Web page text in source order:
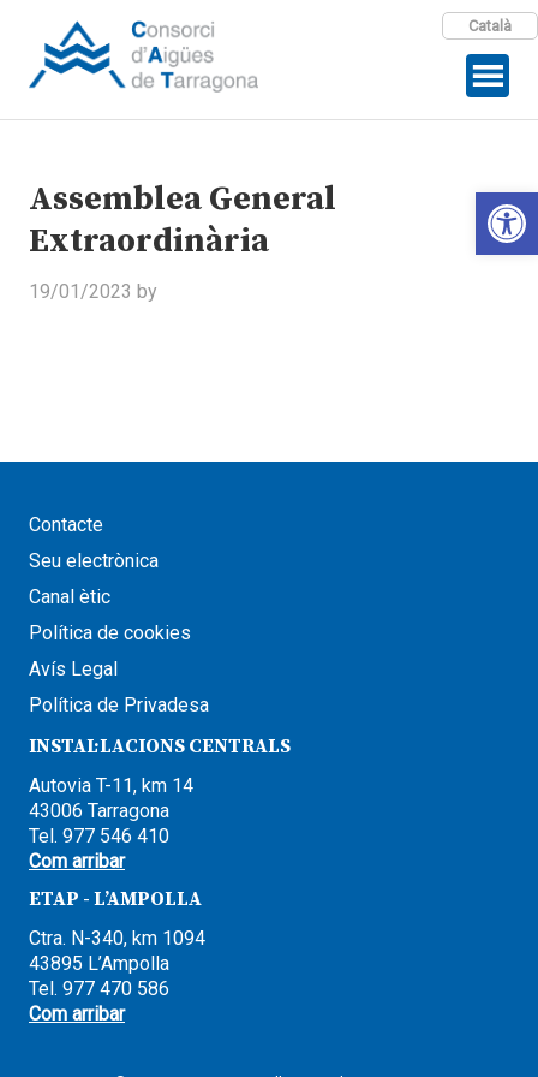
Català
Assemblea General
Extraordinària
19/01/2023 by
Contacte
Seu electrònica
Canal ètic
Política de cookies
Avís Legal
Política de Privadesa
INSTAL·LACIONS CENTRALS
Autovia T-11, km 14
43006 Tarragona
Tel. 977 546 410
Com arribar
ETAP - L’AMPOLLA
Ctra. N-340, km 1094
43895 L’Ampolla
Tel. 977 470 586
Com arribar